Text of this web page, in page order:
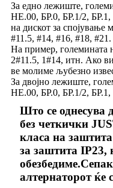
За едно лежиште,
НЕ.00, БР.0, БР.1/2, БР.1,
на дискот за спојување
#11.5, #14, #16, #18, #21.
На пример, големината
2#11.5, 1#14, итн. Ако
ве молиме љубезно
За двојно лежиште,
НЕ.00, БР.0, БР.1/2, БР.1,
Што се однесува
без четкички
класа на
за заштита IP23,
алтернаторот ќе